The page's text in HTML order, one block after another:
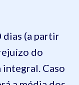
dias (a partir
do
integral. Caso